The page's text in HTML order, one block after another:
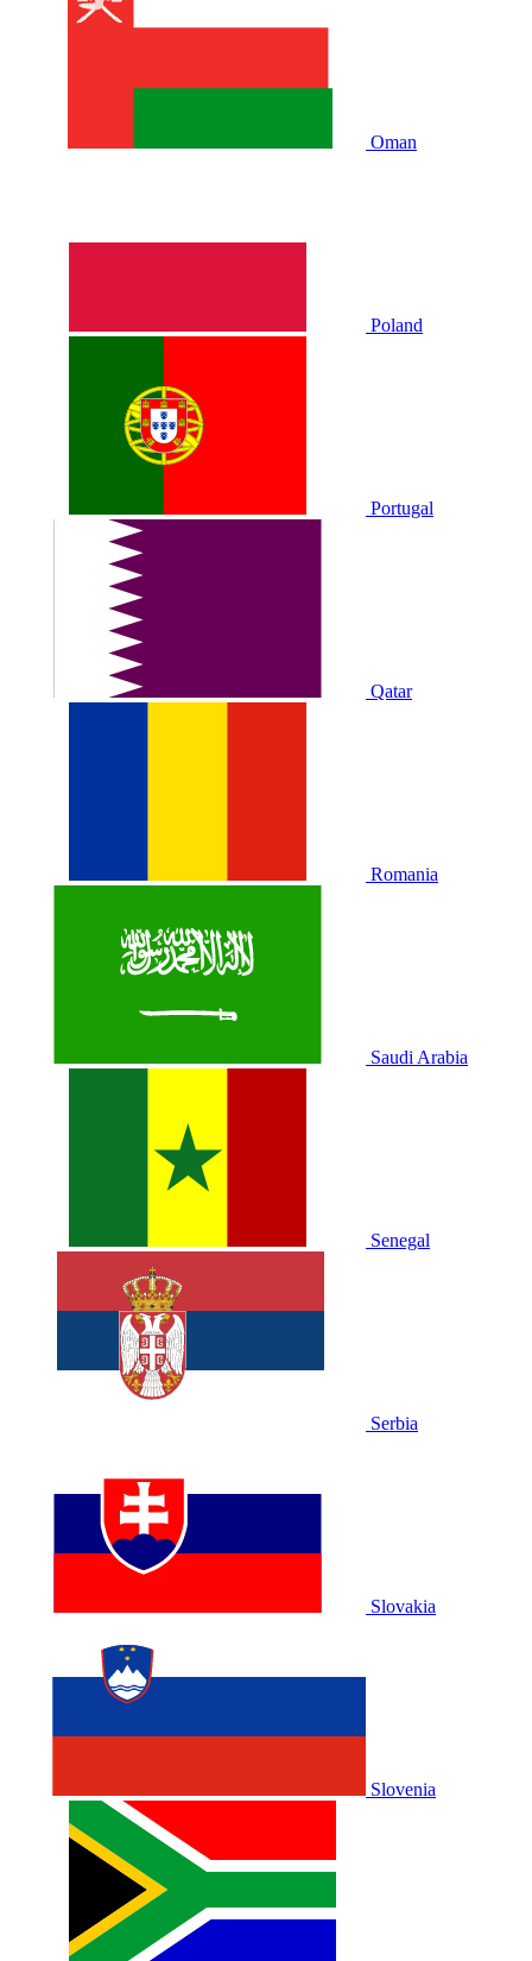
Oman
Poland
Portugal
Qatar
Romania
Saudi Arabia
Senegal
Serbia
Slovakia
Slovenia